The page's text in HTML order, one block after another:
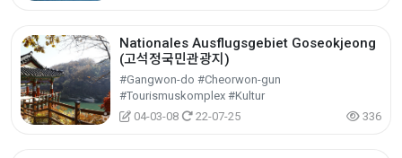
Nationales Ausflugsgebiet Goseokjeong
(고석정국민관광지)
#Gangwon-do #Cheorwon-gun
#Tourismuskomplex #Kultur
04-03-08
22-07-25 336